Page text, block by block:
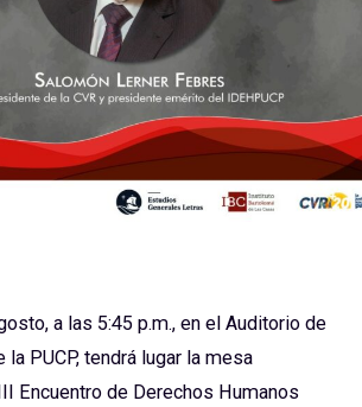
a las 5:45 p.m., en el Auditorio de
la PUCP, tendrá lugar la mesa
Encuentro de Derechos Humanos